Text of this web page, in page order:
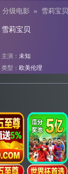
分级电影 » 雪莉宝贝
雪莉宝贝
主演： 未知
类型： 欧美伦理